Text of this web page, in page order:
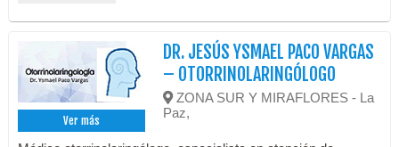
Ver más
DR. JESÚS YSMAEL PACO VARGAS
– OTORRINOLARINGÓLOGO
ZONA SUR Y MIRAFLORES - La
Paz,